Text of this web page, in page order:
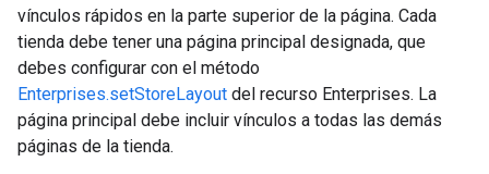
vínculos rápidos en la parte superior de la página. Cada
tienda debe tener una página principal designada, que
debes configurar con el método
Enterprises.setStoreLayout del recurso Enterprises. La
página principal debe incluir vínculos a todas las demás
páginas de la tienda.